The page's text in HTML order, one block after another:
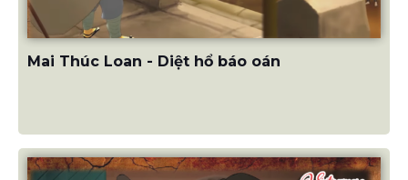
Mai Thúc Loan - Diệt hổ báo oán